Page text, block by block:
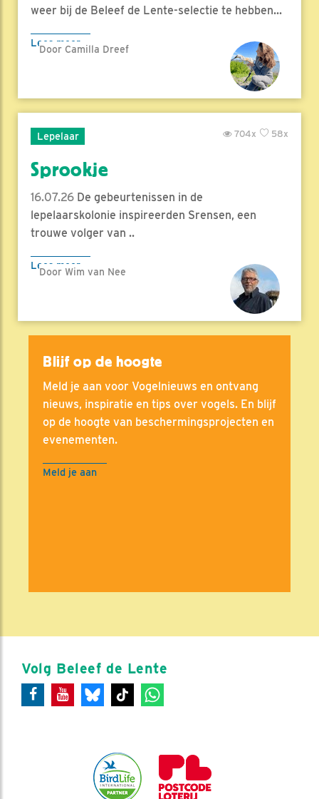
weer bij de Beleef de Lente-selectie te hebben...
Lees meer
Door Camilla Dreef
Lepelaar 58x
704x
Sprookje
16.07.26 De gebeurtenissen in de
lepelaarskolonie inspireerden Srensen, een
trouwe volger van ..
Lees meer
Door Wim van Nee
Blijf op de hoogte
Meld je aan voor Vogelnieuws en ontvang
nieuws, inspiratie en tips over vogels. En blijf
op de hoogte van beschermingsprojecten en
evenementen.
Meld je aan
Volg Beleef de Lente